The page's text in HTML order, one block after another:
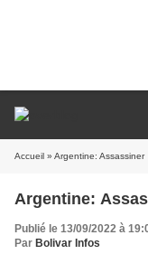
Accueil » Argentine:
Argentine:
Publié le 13/09/2022 à
Par Bolivar Infos